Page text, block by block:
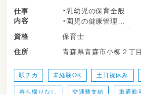
仕事
内容
・乳幼児の保育全般
・園児の健康管理
・その他に付随する業務
資格
保育士
住所
青森県青森市小柳２丁
駅チカ 未経験OK 土日祝休み
持ち帰りなし 交通費支給 車通勤